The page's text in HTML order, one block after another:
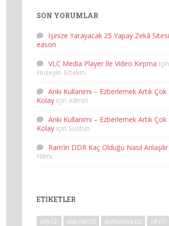
SON YORUMLAR
İşinize Yarayacak 25 Yapay Zekâ Sitesi
eason
VLC Media Player İle Video Kırpma için
Huseyin Ertekin
Anki Kullanımı – Ezberlemek Artık Çok
Kolay için Admin
Anki Kullanımı – Ezberlemek Artık Çok
Kolay için Sustun
Ram’in DDR Kaç Olduğu Nasıl Anlaşılır
Hilmi
ETIKETLER
any (2) asp.net (2) açıklaması (2) c# (7)